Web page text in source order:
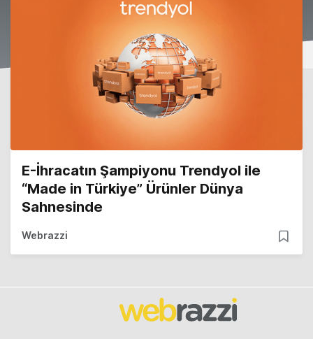
E-İhracatın Şampiyonu Trendyol ile
“Made in Türkiye” Ürünler Dünya
Sahnesinde
Webrazzi